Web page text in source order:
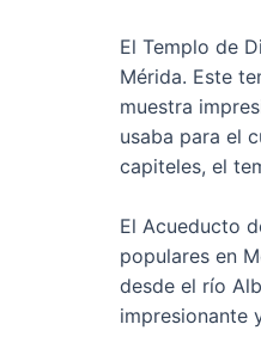
El Templo de
Mérida. Este
muestra
usaba para el
capiteles, el
El Acueducto
populares en
desde el río
impresionante